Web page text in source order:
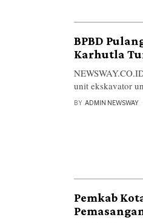
BPBD
Karhutla
unit ekskavator
BY ADMIN NEWSWAY
Pemkab